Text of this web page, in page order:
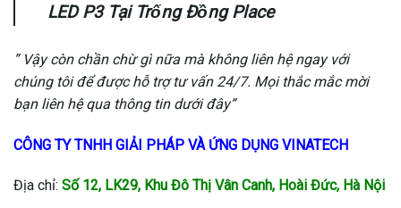
LED P3 Tại Trống Đồng Place
” Vậy còn chần chừ gì nữa mà không liên hệ ngay với
chúng tôi để được hỗ trợ tư vấn 24/7. Mọi thắc mắc mời
bạn liên hệ qua thông tin dưới đây”
CÔNG TY TNHH GIẢI PHÁP VÀ ỨNG DỤNG VINATECH
Địa chỉ: Số 12, LK29, Khu Đô Thị Vân Canh, Hoài Đức, Hà Nội